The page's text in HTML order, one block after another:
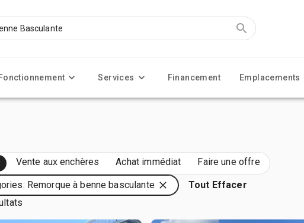
Fonctionnement Services Financement Emplacements
Vente aux enchères Achat immédiat Faire une offre
Remorque à benne basculante
Tout Effacer